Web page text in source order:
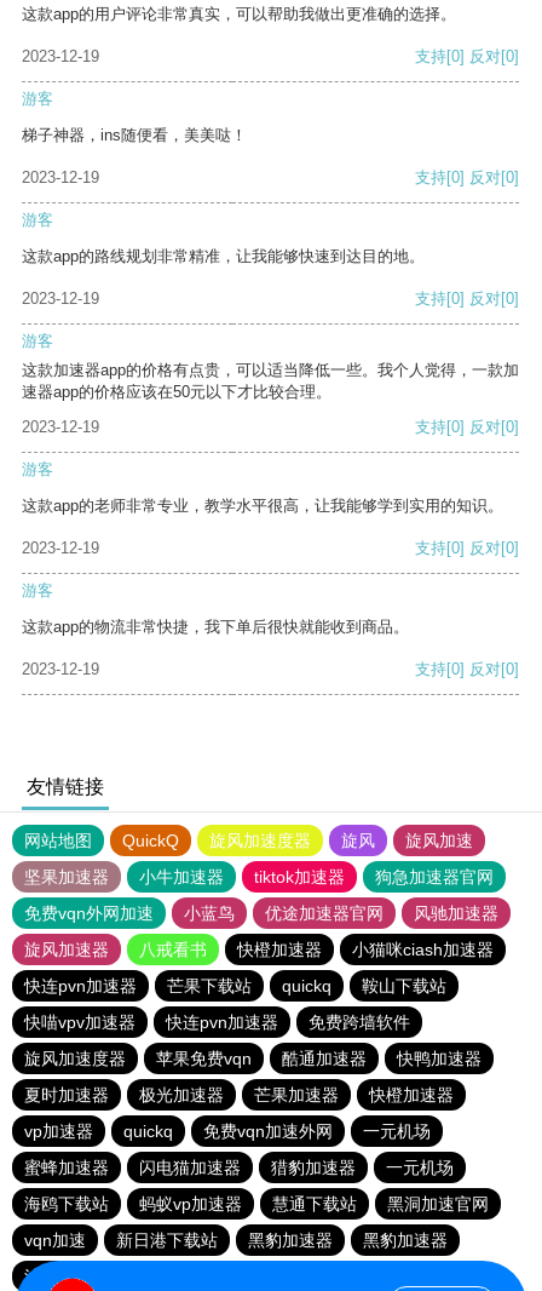
这款app的用户评论非常真实，可以帮助我做出更准确的选择。
2023-12-19 支持[0] 反对[0]
游客
梯子神器，ins随便看，美美哒！
2023-12-19 支持[0] 反对[0]
游客
这款app的路线规划非常精准，让我能够快速到达目的地。
2023-12-19 支持[0] 反对[0]
游客
这款加速器app的价格有点贵，可以适当降低一些。我个人觉得，一款加
速器app的价格应该在50元以下才比较合理。
2023-12-19
支持[0] 反对[0]
游客
这款app的老师非常专业，教学水平很高，让我能够学到实用的知识。
2023-12-19 支持[0] 反对[0]
游客
这款app的物流非常快捷，我下单后很快就能收到商品。
2023-12-19 支持[0] 反对[0]
友情链接
网站地图 QuickQ 旋风加速度器 旋风
旋风加速
坚果加速器
小牛加速器 tiktok加速器
狗急加速器官网
免费vqn外网加速
小蓝鸟 优途加速器官网
风驰加速器
旋风加速器
八戒看书 快橙加速器
小猫咪ciash加速器
快连pvn加速器
芒果下载站 quickq
鞍山下载站
快喵vpv加速器
快连pvn加速器
免费跨墙软件
旋风加速度器
苹果免费vqn 酷通加速器
快鸭加速器
夏时加速器
极光加速器 芒果加速器
快橙加速器
vp加速器
quickq 免费vqn加速外网
一元机场
蜜蜂加速器
闪电猫加速器 猎豹加速器
一元机场
海鸥下载站
蚂蚁vp加速器 慧通下载站
黑洞加速官网
vqn加速
新日港下载站 黑豹加速器
黑豹加速器
油管加速器永久免费版